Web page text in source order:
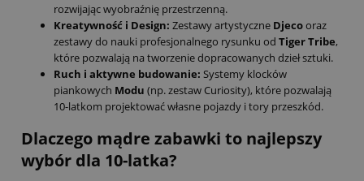
rozwijając wyobraźnię przestrzenną.
Kreatywność i Design: Zestawy artystyczne Djecooraz
zestawy do nauki profesjonalnego rysunku od Tiger Tribe,
które pozwalają na tworzenie dopracowanych dzieł sztuki.
Ruch i aktywne budowanie: Systemy klocków
piankowych Modu (np. zestaw Curiosity), które pozwalają
10-latkom projektować własne pojazdy i tory przeszkód.
Dlaczego mądre zabawki to najlepszy
wybór dla 10-latka?